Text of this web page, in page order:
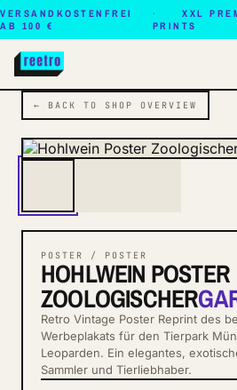
VERSANDKOSTENFREI
AB 100 €
XXL
PRINTS
← BACK TO SHOP OVERVIEW
POSTER / POSTER
HOHLWEIN POSTER
ZOOLOGISCHER
Retro Vintage Poster Reprint des
Werbeplakats für den Tierpark
Leoparden. Ein elegantes,
Sammler und Tierliebhaber.